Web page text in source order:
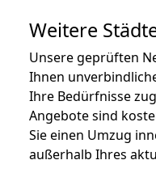
Weitere
Unsere geprüften
Ihnen
Ihre Bedürfnisse
Angebote sind
Sie einen Umzug
außerhalb Ihres